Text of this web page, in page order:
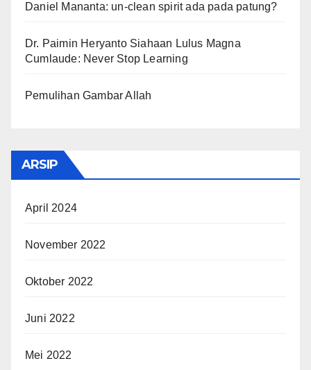
Daniel Mananta: un-clean spirit ada pada patung?
Dr. Paimin Heryanto Siahaan Lulus Magna
Cumlaude: Never Stop Learning
Pemulihan Gambar Allah
ARSIP
April 2024
November 2022
Oktober 2022
Juni 2022
Mei 2022